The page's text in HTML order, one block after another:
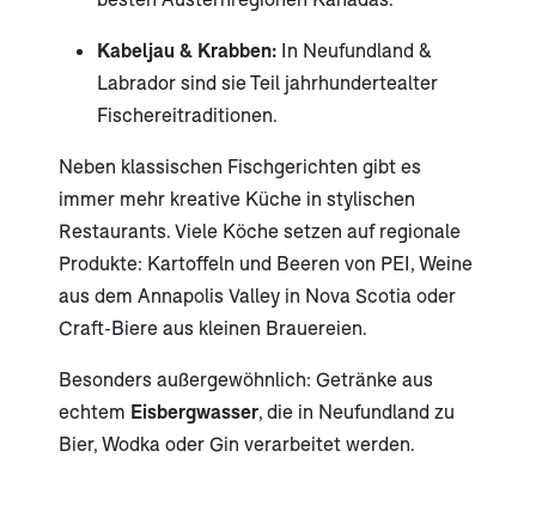
Kabeljau & Krabben:In Neufundland &
Labrador sind sie Teil jahrhundertealter
Fischereitraditionen.
Neben klassischen Fischgerichten gibt es
immer mehr kreative Küche in stylischen
Restaurants. Viele Köche setzen auf regionale
Produkte: Kartoffeln und Beeren von PEI, Weine
aus dem Annapolis Valley in Nova Scotia oder
Craft-Biere aus kleinen Brauereien.
Besonders außergewöhnlich: Getränke aus
echtem Eisbergwasser, die in Neufundland zu
Bier, Wodka oder Gin verarbeitet werden.